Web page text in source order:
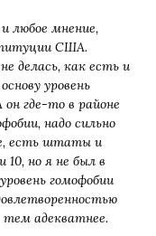
любое мнение,
США.
делась, как есть и
уровень
где-то в районе
надо сильно
есть штаты и
10, но я не был в
гомофобии
тем адекватнее.